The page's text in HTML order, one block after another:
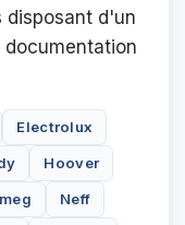
disposant d'un
Electrolux
Hoover
Neff